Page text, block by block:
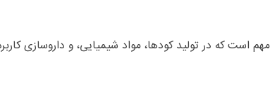
است که در تولید کودها، مواد شیمیایی، و داروسازی